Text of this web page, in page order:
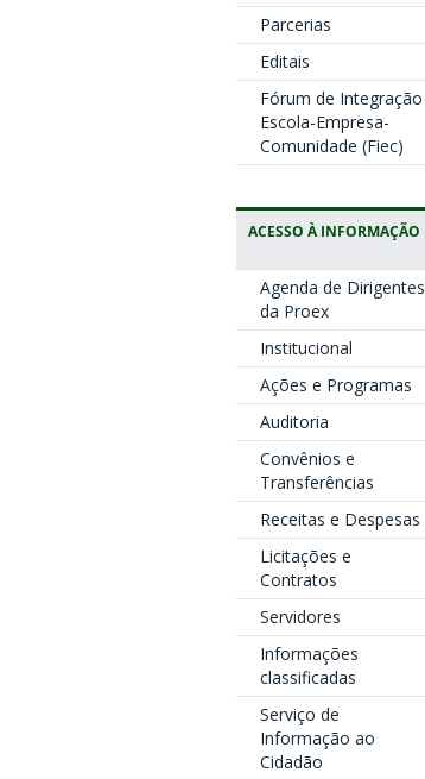
Parcerias
Editais
Fórum de Integração
Escola-Empresa-
Comunidade (Fiec)
ACESSO À INFORMAÇÃO
Agenda de Dirigentes
da Proex
Institucional
Ações e Programas
Auditoria
Convênios e
Transferências
Receitas e Despesas
Licitações e
Contratos
Servidores
Informações
classificadas
Serviço de
Informação ao
Cidadão